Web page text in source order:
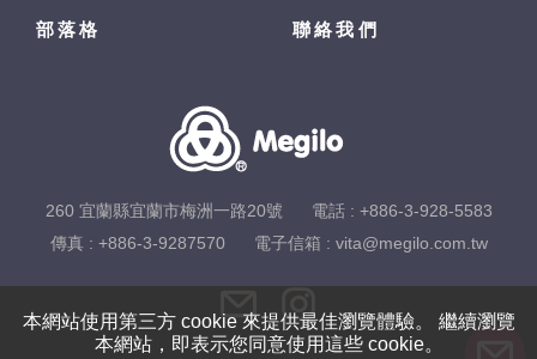
本網站使用第三方 cookie 來提供最佳瀏覽體驗。 繼續瀏覽
本網站，即表示您同意使用這些 cookie。
部落格 聯絡我們
260 宜蘭縣宜蘭市梅洲一路20號 電話 : +886-3-928-5583
傳真 : +886-3-9287570
電子信箱 : vita@megilo.com.tw